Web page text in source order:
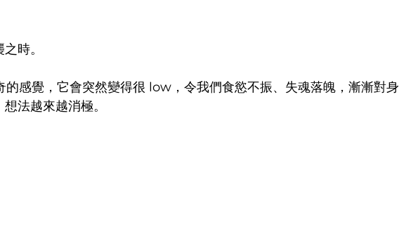
時。
感覺，它會突然變得很 low，令我們食慾不振、失魂落魄，漸漸對身
法越來越消極。